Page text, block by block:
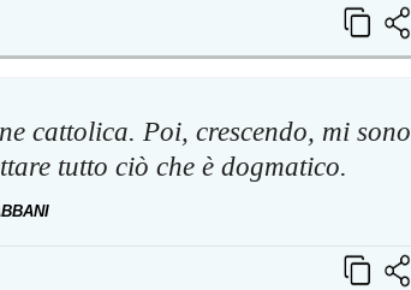
cattolica. Poi, crescendo, mi sono
tutto ciò che è dogmatico.